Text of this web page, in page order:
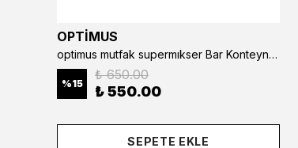
OPTİMUS
optimus mutfak supermıkser Bar Konteyner 6'lı 50×16×9 cm Kapaklı Polikarbon Organizer Bar & Kafe
%15
₺ 650.00
₺ 550.00
SEPETE EKLE